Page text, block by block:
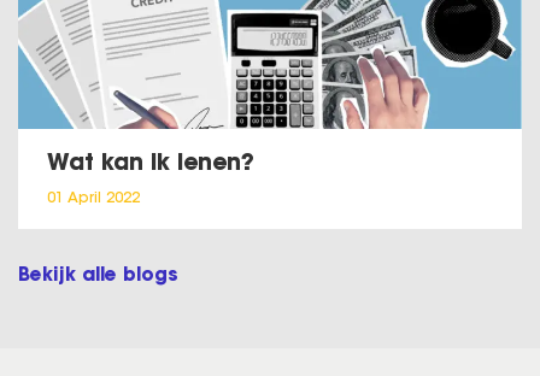
Wat kan ik lenen?
01 April 2022
Bekijk alle blogs